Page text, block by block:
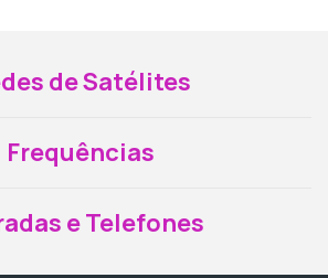
de Satélites
Frequências
e Telefones